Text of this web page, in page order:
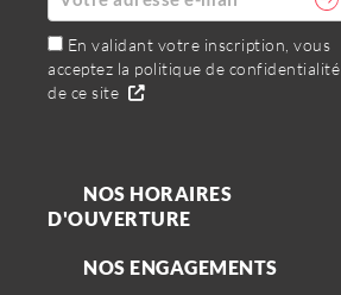
En validant votre inscription, vous
acceptez la politique de confidentialité
de ce site
NOS HORAIRES
D'OUVERTURE
NOS ENGAGEMENTS